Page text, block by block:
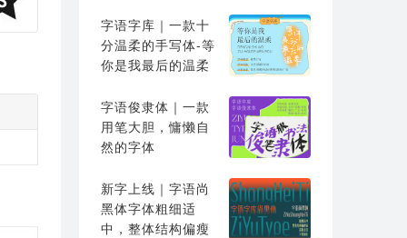
字语字库｜一款十
分温柔的手写体-等
你是我最后的温柔
字语俊隶体｜一款
用笔大胆，慵懒自
然的字体
新字上线｜字语尚
黑体字体粗细适
中，整体结构偏瘦